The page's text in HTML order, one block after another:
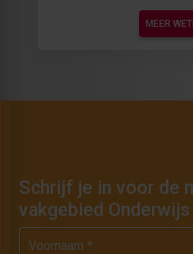
MEER
Schrijf je in voor de
vakgebied Onderwijs
Voornaam *